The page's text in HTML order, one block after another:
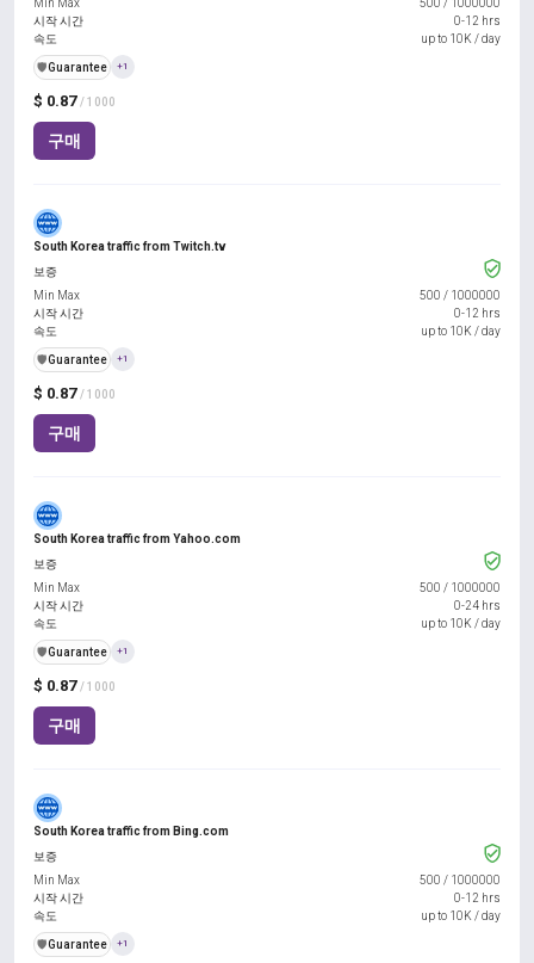
$ 0.87 / 1000
구매
Min Max
500 / 1000000
시작 시간
0-12 hrs
속도
up to 10K / day
️🛡️Guarantee +1
South Korea traffic from Twitch.tv
$ 0.87 / 1000
구매
보증
Min Max
500 / 1000000
시작 시간
0-12 hrs
속도
up to 10K / day
️🛡️Guarantee +1
South Korea traffic from Yahoo.com
$ 0.87 / 1000
구매
보증
Min Max
500 / 1000000
시작 시간
0-24 hrs
속도
up to 10K / day
️🛡️Guarantee +1
South Korea traffic from Bing.com
보증
Min Max
500 / 1000000
시작 시간
0-12 hrs
속도
up to 10K / day
️🛡️Guarantee +1